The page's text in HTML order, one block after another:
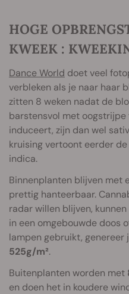
HOGE
KWEEK :
Dance World doet veel
verbleken als je naar haar
zitten 8 weken nadat de
barstensvol met
induceert, zijn dan wel
kruising vertoont eerder
indica.
Binnenplanten blijven met
prettig hanteerbaar.
radar willen blijven,
in een omgebouwde doos
lampen gebruikt, genereer
525g/m².
Buitenplanten worden met
en doen het in koudere